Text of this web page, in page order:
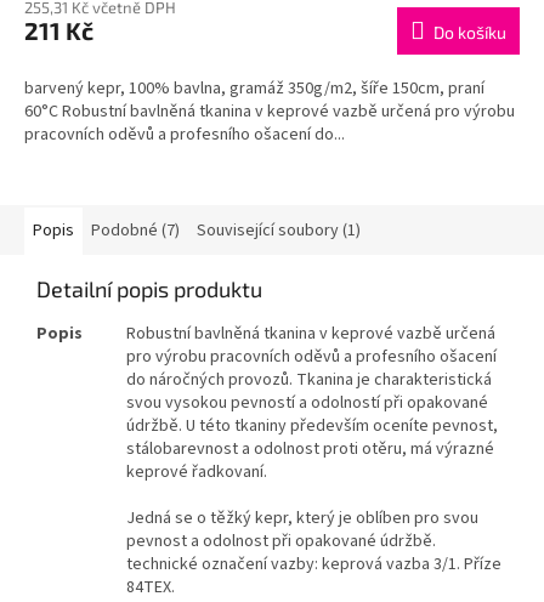
255,31 Kč včetně DPH
211 Kč Do košíku
barvený kepr, 100% bavlna, gramáž 350g/m2, šíře 150cm, praní
60°C Robustní bavlněná tkanina v keprové vazbě určená pro výrobu
pracovních oděvů a profesního ošacení do...
Popis Podobné (7) Související soubory (1)
Detailní popis produktu
Popis
Robustní bavlněná tkanina v keprové vazbě určená
pro výrobu pracovních oděvů a profesního ošacení
do náročných provozů. Tkanina je charakteristická
svou vysokou pevností a odolností při opakované
údržbě. U této tkaniny především oceníte pevnost,
stálobarevnost a odolnost proti otěru, má výrazné
keprové řadkovaní.
Jedná se o těžký kepr, který je oblíben pro svou
pevnost a odolnost při opakované údržbě.
technické označení vazby: keprová vazba 3/1. Příze
84TEX.